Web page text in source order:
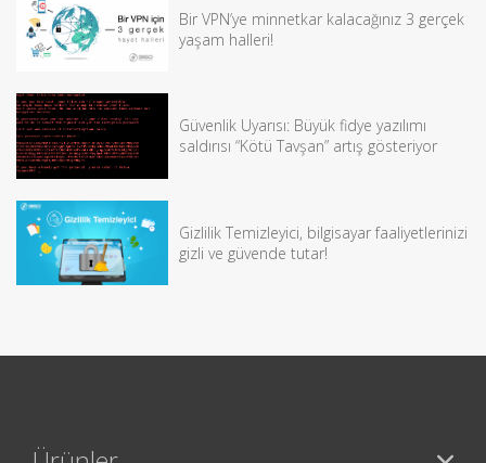
Bir VPN’ye minnetkar kalacağınız 3 gerçek
yaşam halleri!
Güvenlik Uyarısı: Büyük fidye yazılımı
saldırısı “Kötü Tavşan” artış gösteriyor
Gizlilik Temizleyici, bilgisayar faaliyetlerinizi
gizli ve güvende tutar!